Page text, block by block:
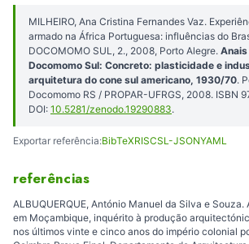
MILHEIRO, Ana Cristina Fernandes Vaz.
armado na África Portuguesa: influências do
DOCOMOMO SUL, 2., 2008, Porto Alegre. Anais
Docomomo Sul: Concreto: plasticidade e
arquitetura do cone sul americano, 1930/70.
Docomomo RS / PROPAR-UFRGS, 2008.
DOI: 10.5281/zenodo.19290883.
Exportar referência:BibTeXRISCSL-JSONYAML
referências
ALBUQUERQUE, António Manuel da Silva e
em Moçambique, inquérito à produção
nos últimos vinte e cinco anos do império colonial